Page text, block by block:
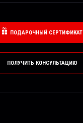
ПОДАРОЧНЫЙ СЕРТИФИКАТ
ПОЛУЧИТЬ КОНСУЛЬТАЦИЮ